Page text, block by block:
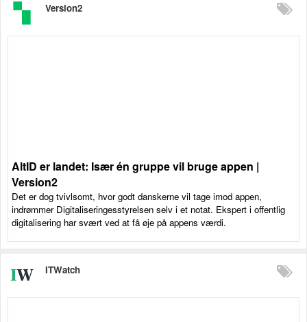
Version2
AltID er landet: Især én gruppe vil bruge appen |
Version2
Det er dog tvivlsomt, hvor godt danskerne vil tage imod appen,
indrømmer Digitaliseringesstyrelsen selv i et notat. Ekspert i offentlig
digitalisering har svært ved at få øje på appens værdi.
ITWatch